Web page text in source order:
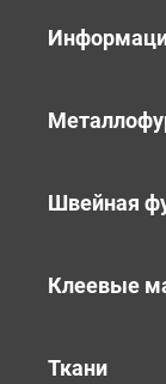
Швейная
Клеевые
Ткани